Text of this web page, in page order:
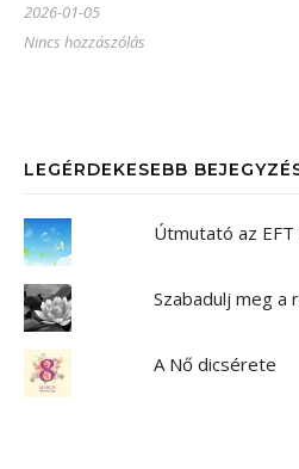
2026-01-05
Nincs hozzászólás
LEGÉRDEKESEBB
Útmutató az EFT
Szabadulj meg a
A Nő dicsérete